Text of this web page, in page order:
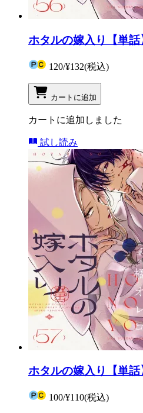
ホタルの嫁入り【単話
120/¥132(税込)
カートに追加
カートに追加しました
試し読み
ホタルの嫁入り【単話
100/¥110(税込)